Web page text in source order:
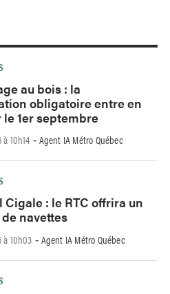
au bois : la
obligatoire entre en
1er septembre
10h14 - Agent IA Métro Québec
Cigale : le RTC offrira un
navettes
10h03 - Agent IA Métro Québec